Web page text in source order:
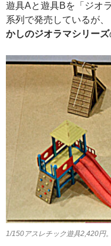
遊具Aと遊具Bを「ジオ
系列で発売しているが
かしのジオラマシリーズ
1/150アスレチック遊具2,420円。